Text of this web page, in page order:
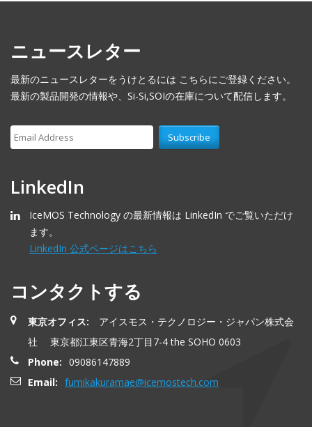
ニュースレター
最新のニュースレターをうけとるには こちらにご登録ください。
最新の製品開発の情報や、Si-Si,SOIの在庫について配信します。
LinkedIn
IceMOS Technology の最新情報は LinkedIn でご覧いただけ
ます。
LinkedIn 公式ページはこちら
コンタクトする
東京オフィス:
アイスモス・テクノロジー・ジャパン株式会
社 東京都江東区青海2丁目7-4 the SOHO 0603
Phone: 09086147889
Email: fumikakuramae@icemostech.com